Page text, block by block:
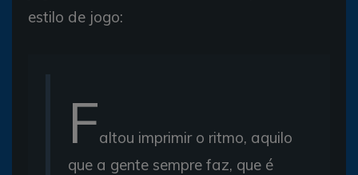
estilo de jogo:
Faltou imprimir o ritmo, aquilo
que a gente sempre faz, que é